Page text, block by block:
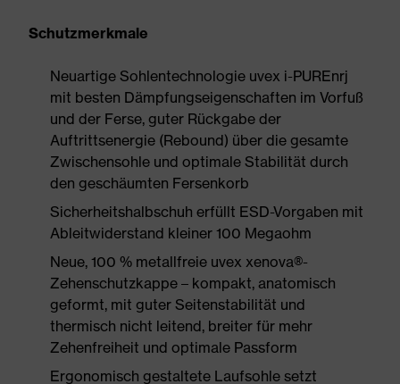
Schutzmerkmale
Neuartige Sohlentechnologie uvex i-PUREnrj
mit besten Dämpfungseigenschaften im Vorfuß
und der Ferse, guter Rückgabe der
Auftrittsenergie (Rebound) über die gesamte
Zwischensohle und optimale Stabilität durch
den geschäumten Fersenkorb
Sicherheitshalbschuh erfüllt ESD-Vorgaben mit
Ableitwiderstand kleiner 100 Megaohm
Neue, 100 % metallfreie uvex xenova®-
Zehenschutzkappe – kompakt, anatomisch
geformt, mit guter Seitenstabilität und
thermisch nicht leitend, breiter für mehr
Zehenfreiheit und optimale Passform
Ergonomisch gestaltete Laufsohle setzt